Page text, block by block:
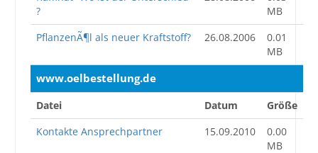
?
MB
PflanzenÃ¶l als neuer Kraftstoff?
26.08.2006
0.01
MB
www.oelbestellung.de
Datei Datum
Größe
Kontakte Ansprechpartner
15.09.2010
0.00
MB